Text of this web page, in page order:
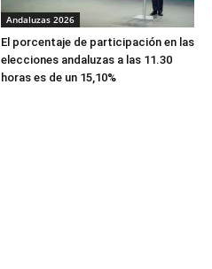
Andaluzas 2026
El porcentaje de participación en las
elecciones andaluzas a las 11.30
horas es de un 15,10%